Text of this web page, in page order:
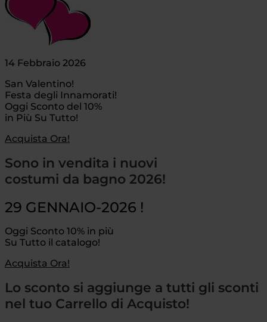
14 Febbraio 2026
San Valentino!
Festa degli Innamorati!
Oggi Sconto del 10%
in Più Su Tutto!
Acquista Ora!
Sono in vendita i nuovi
costumi da bagno 2026!
29 GENNAIO-2026 !
Oggi Sconto 10% in più
Su Tutto il catalogo!
Acquista Ora!
Lo sconto si aggiunge a tutti gli sconti
nel tuo Carrello di Acquisto!